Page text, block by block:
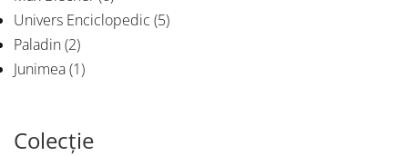
Univers Enciclopedic (5)
Paladin(2)
Junimea(1)
Colecție